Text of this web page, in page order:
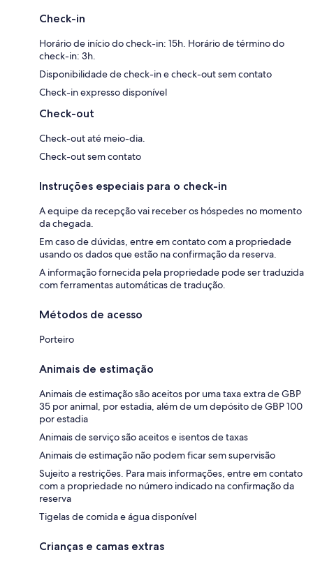
Check-in
Horário de início do check-in: 15h. Horário de término do
check-in: 3h.
Disponibilidade de check-in e check-out sem contato
Check-in expresso disponível
Check-out
Check-out até meio-dia.
Check-out sem contato
Instruções especiais para o check-in
A equipe da recepção vai receber os hóspedes no momento
da chegada.
Em caso de dúvidas, entre em contato com a propriedade
usando os dados que estão na confirmação da reserva.
A informação fornecida pela propriedade pode ser traduzida
com ferramentas automáticas de tradução.
Métodos de acesso
Porteiro
Animais de estimação
Animais de estimação são aceitos por uma taxa extra de GBP
35 por animal, por estadia, além de um depósito de GBP 100
por estadia
Animais de serviço são aceitos e isentos de taxas
Animais de estimação não podem ficar sem supervisão
Sujeito a restrições. Para mais informações, entre em contato
com a propriedade no número indicado na confirmação da
reserva
Tigelas de comida e água disponível
Crianças e camas extras